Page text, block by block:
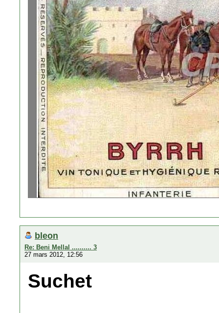
bleon
Re: Beni Mellal .......... 3
27 mars 2012, 12:56
Suchet